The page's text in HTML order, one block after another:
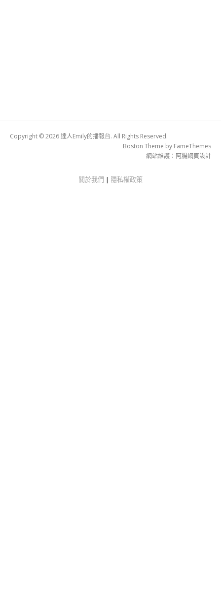
Copyright © 2026 達人Emily的播報台. All Rights Reserved.
Boston Theme by FameThemes
網站維護： 阿腸網頁設計
關於我們 | 隱私權政策